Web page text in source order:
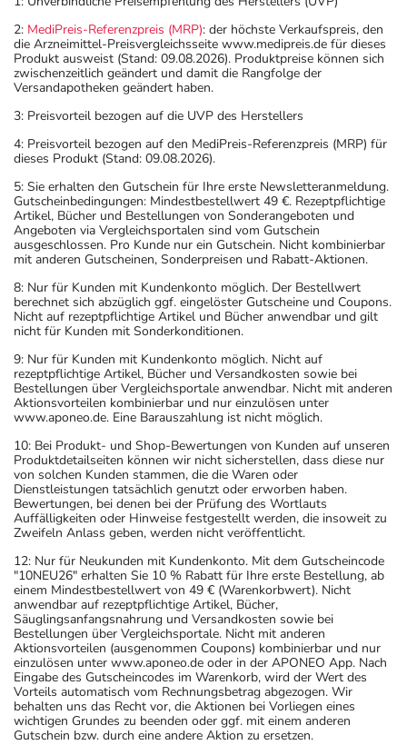
2: MediPreis-Referenzpreis (MRP): der höchste Verkaufspreis, den
die Arzneimittel-Preisvergleichsseite www.medipreis.de für dieses
Produkt ausweist (Stand: 09.08.2026). Produktpreise können sich
zwischenzeitlich geändert und damit die Rangfolge der
Versandapotheken geändert haben.
3: Preisvorteil bezogen auf die UVP des Herstellers
4: Preisvorteil bezogen auf den MediPreis-Referenzpreis (MRP) für
dieses Produkt (Stand: 09.08.2026).
5: Sie erhalten den Gutschein für Ihre erste Newsletteranmeldung.
Gutscheinbedingungen: Mindestbestellwert 49 €. Rezeptpflichtige
Artikel, Bücher und Bestellungen von Sonderangeboten und
Angeboten via Vergleichsportalen sind vom Gutschein
ausgeschlossen. Pro Kunde nur ein Gutschein. Nicht kombinierbar
mit anderen Gutscheinen, Sonderpreisen und Rabatt-Aktionen.
8: Nur für Kunden mit Kundenkonto möglich. Der Bestellwert
berechnet sich abzüglich ggf. eingelöster Gutscheine und Coupons.
Nicht auf rezeptpflichtige Artikel und Bücher anwendbar und gilt
nicht für Kunden mit Sonderkonditionen.
9: Nur für Kunden mit Kundenkonto möglich. Nicht auf
rezeptpflichtige Artikel, Bücher und Versandkosten sowie bei
Bestellungen über Vergleichsportale anwendbar. Nicht mit anderen
Aktionsvorteilen kombinierbar und nur einzulösen unter
www.aponeo.de. Eine Barauszahlung ist nicht möglich.
10: Bei Produkt- und Shop-Bewertungen von Kunden auf unseren
Produktdetailseiten können wir nicht sicherstellen, dass diese nur
von solchen Kunden stammen, die die Waren oder
Dienstleistungen tatsächlich genutzt oder erworben haben.
Bewertungen, bei denen bei der Prüfung des Wortlauts
Auffälligkeiten oder Hinweise festgestellt werden, die insoweit zu
Zweifeln Anlass geben, werden nicht veröffentlicht.
12: Nur für Neukunden mit Kundenkonto. Mit dem Gutscheincode
"10NEU26" erhalten Sie 10 % Rabatt für Ihre erste Bestellung, ab
einem Mindestbestellwert von 49 € (Warenkorbwert). Nicht
anwendbar auf rezeptpflichtige Artikel, Bücher,
Säuglingsanfangsnahrung und Versandkosten sowie bei
Bestellungen über Vergleichsportale. Nicht mit anderen
Aktionsvorteilen (ausgenommen Coupons) kombinierbar und nur
einzulösen unter www.aponeo.de oder in der APONEO App. Nach
Eingabe des Gutscheincodes im Warenkorb, wird der Wert des
Vorteils automatisch vom Rechnungsbetrag abgezogen. Wir
behalten uns das Recht vor, die Aktionen bei Vorliegen eines
wichtigen Grundes zu beenden oder ggf. mit einem anderen
Gutschein bzw. durch eine andere Aktion zu ersetzen.